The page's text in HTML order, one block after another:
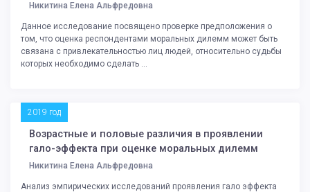
Никитина Елена Альфредовна
Данное исследование посвящено проверке предположения о
том, что оценка респондентами моральных дилемм может быть
связана с привлекательностью лиц людей, относительно судьбы
которых необходимо сделать ...
2019 год
Возрастные и половые различия в проявлении
гало-эффекта при оценке моральных дилемм
Никитина Елена Альфредовна
Анализ эмпирических исследований проявления гало эффекта